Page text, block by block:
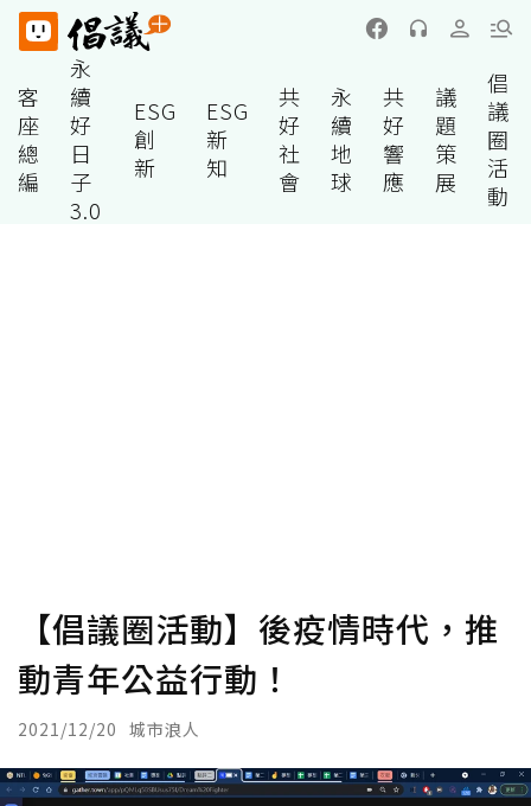
客
座
總
編
永
續
好
日
子
3.0
ESG
創
新
ESG
新
知
共
好
社
會
永
續
地
球
共
好
響
應
議
題
策
展
倡
議
圈
活
動
【倡議圈活動】後疫情時代，推
動青年公益行動！
2021/12/20 城市浪人